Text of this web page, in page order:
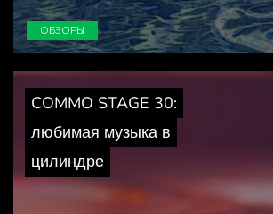
ОБЗОРЫ
COMMO STAGE 30:
любимая музыка в
цилиндре